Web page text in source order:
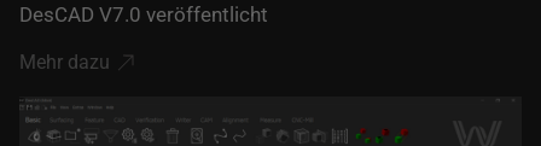
DesCAD V7.0 veröffentlicht
Mehr dazu